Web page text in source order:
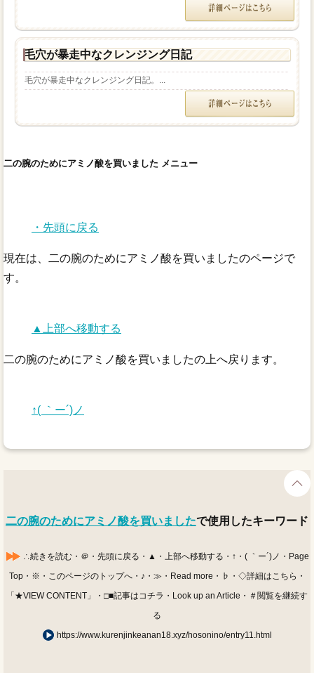
毛穴が暴走中なクレンジング日記
毛穴が暴走中なクレンジング日記。...
二の腕のためにアミノ酸を買いました メニュー
・先頭に戻る
現在は、二の腕のためにアミノ酸を買いましたのページで
す。
▲上部へ移動する
二の腕のためにアミノ酸を買いましたの上へ戻ります。
↑( ｀ー´)ノ
二の腕のためにアミノ酸を買いましたで使用したキーワード
∴続きを読む・＠・先頭に戻る・▲・上部へ移動する・↑・( ｀ー´)ノ・Page
Top・※・このページのトップへ・♪・≫・Read more・♭・◇詳細はこちら・
「★VIEW CONTENT」・□■記事はコチラ・Look up an Article・＃閲覧を継続す
る
https://www.kurenjinkeanan18.xyz/hosonino/entry11.html